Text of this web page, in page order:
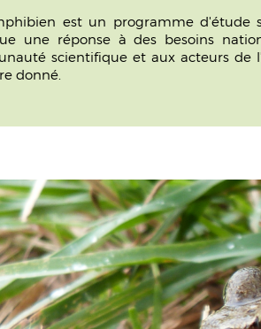
est un programme
une réponse à des besoins
scientifique et aux acteurs de
donné.